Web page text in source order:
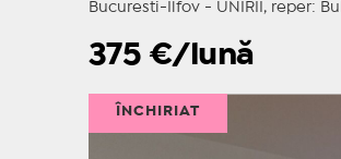
Bucuresti-Ilfov - UNIRII, reper:
375 €/lună
ÎNCHIRIAT